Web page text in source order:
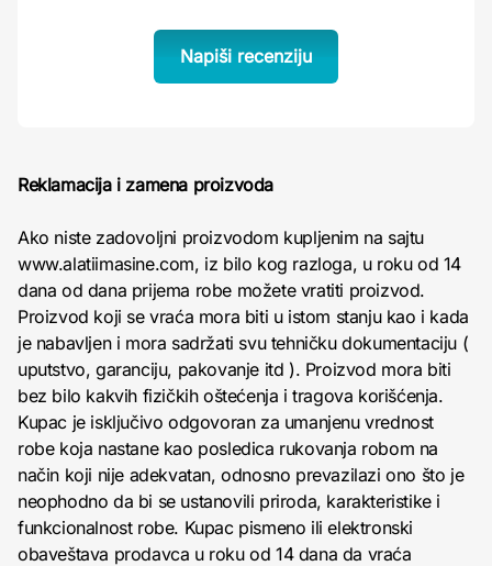
Napiši recenziju
Reklamacija i zamena proizvoda
Ako niste zadovoljni proizvodom kupljenim na sajtu
www.alatiimasine.com, iz bilo kog razloga, u roku od 14
dana od dana prijema robe možete vratiti proizvod.
Proizvod koji se vraća mora biti u istom stanju kao i kada
je nabavljen i mora sadržati svu tehničku dokumentaciju (
uputstvo, garanciju, pakovanje itd ). Proizvod mora biti
bez bilo kakvih fizičkih oštećenja i tragova korišćenja.
Kupac je isključivo odgovoran za umanjenu vrednost
robe koja nastane kao posledica rukovanja robom na
način koji nije adekvatan, odnosno prevazilazi ono što je
neophodno da bi se ustanovili priroda, karakteristike i
funkcionalnost robe. Kupac pismeno ili elektronski
obaveštava prodavca u roku od 14 dana da vraća